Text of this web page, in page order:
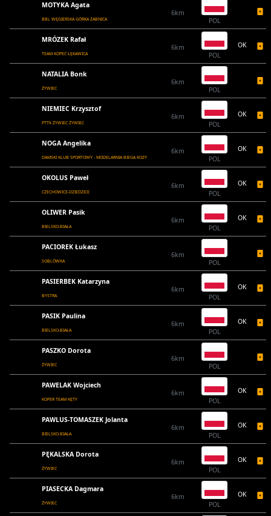
MOTYKA Agata
BBL WĘGIERSKA GÓRKA ŻABNICA
6km
POL
MRÓZEK Rafał
TEAM KOPEĆ ŁĘKAWICA
6km
POL
OK
NATALIA Bonk
ŻYWIEC
6km
POL
NIEMIEC Krzysztof
PTTK ŻYWIEC ŻYWIEC
6km
POL
OK
NOGA Angelika
DAMSKI KLUB SPORTOWY - MODELARNIA BIEGA KOZY
6km
POL
OK
OKOLUS Paweł
CZECHOWICE-DZIEDZICE
6km
POL
OK
OLIWER Pasik
BIELSKO-BIAŁA
6km
POL
OK
PACIOREK Łukasz
SOBLÓWKA
6km
POL
PASIERBEK Katarzyna
BYSTRA
6km
POL
OK
PASIK Paulina
BIELSKO-BIAŁA
6km
POL
OK
PASZKO Dorota
ŻYWIEC
6km
POL
PAWELAK Wojciech
KOPER TEAM KĘTY
6km
POL
OK
PAWLUS-TOMASZEK Jolanta
BIELSKO-BIAŁA
6km
POL
OK
PĘKALSKA Dorota
ŻYWIEC
6km
POL
OK
PIASECKA Dagmara
ŻYWIEC
6km
POL
OK